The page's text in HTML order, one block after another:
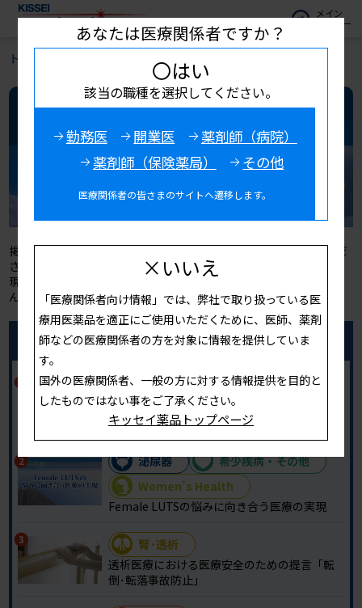
メイン
メニュー
トップ キッセイ診療サポート
キッセイ診療サポート
掲載内容は作成時点での情報です。転用等の二次利用はお控えくだ
さい。
現在掲載している動画はInternet Explorer11に対応しておりませ
ん。ご視聴の際は他のブラウザをお使いください。
今月の注目コンテンツ
薬剤師
[薬剤師のためのお役立ちcolumn] 頻尿に悩む
患者さんの水分摂取
泌尿器
希少疾病・その他
Women’s Health
Female LUTSの悩みに向き合う医療の実現
腎·透析
透析医療における医療安全のための提言「転
倒･転落事故防止」
あなたは医療関係者ですか？
〇はい
該当の職種を選択してください。
勤務医 開業医
薬剤師（病院）
薬剤師（保険薬局）
その他
医療関係者の皆さまのサイトへ遷移します。
×いいえ
「医療関係者向け情報」では、弊社で取り扱っている医
療用医薬品を適正にご使用いただくために、医師、薬剤
師などの医療関係者の方を対象に情報を提供していま
す。
国外の医療関係者、一般の方に対する情報提供を目的と
したものではない事をご了承ください。
キッセイ薬品トップページ